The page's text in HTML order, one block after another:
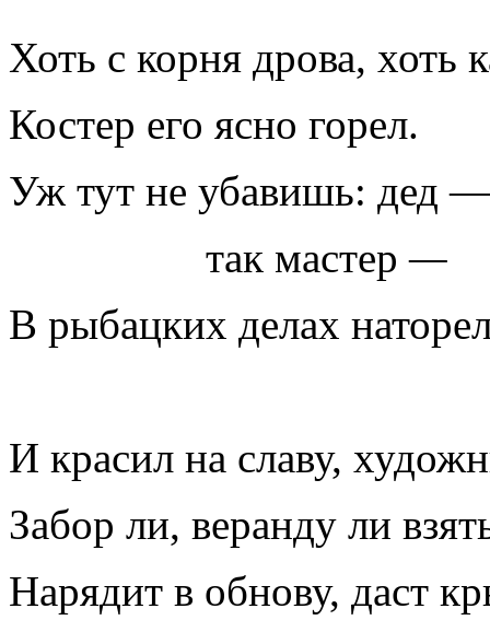
Хоть с корня дрова, хоть
Костер его ясно горел.
Уж тут не убавишь: дед
так мастер—
В рыбацких делах
И красил на славу,
Забор ли, веранду ли
Нарядит в обнову, даст